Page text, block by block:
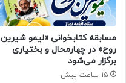
مسابقه کتابخوانی «لیمو شیرین
روح» در چهارمحال و بختیاری
برگزار می‌شود
15 ساعت پیش